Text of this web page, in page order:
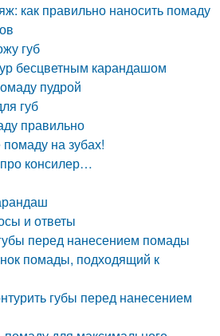
как правильно наносить помаду
губ
бесцветным карандашом
пудрой
губ
правильно
на зубах!
консилер…
и ответы
перед нанесением помады
помады, подходящий к
губы перед нанесением